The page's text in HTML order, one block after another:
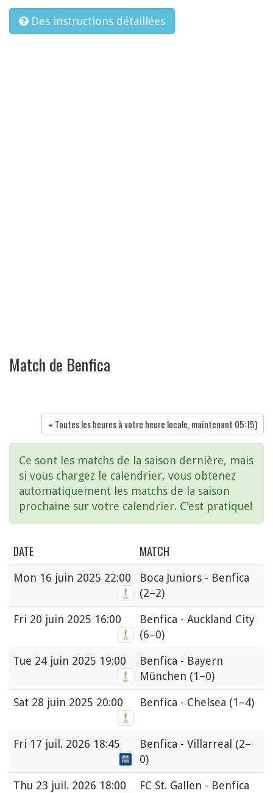
Des instructions détaillées
Match de Benfica
Toutes les heures à votre heure locale, maintenant 05:15)
Ce sont les matchs de la saison dernière, mais
si vous chargez le calendrier, vous obtenez
automatiquement les matchs de la saison
prochaine sur votre calendrier. C'est pratique!
DATE MATCH
Mon 16 juin 2025 22:00
Boca Juniors - Benfica
(2–2)
Fri 20 juin 2025 16:00
Benfica - Auckland City
(6–0)
Tue 24 juin 2025 19:00
Benfica - Bayern
München (1–0)
Sat 28 juin 2025 20:00 Benfica - Chelsea (1–4)
Fri 17 juil. 2026 18:45 Benfica - Villarreal (2–
0)
Thu 23 juil. 2026 18:00
FC St. Gallen - Benfica